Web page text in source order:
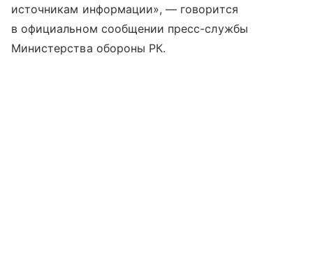
источникам информации», — говорится
в официальном сообщении пресс-службы
Министерства обороны РК.